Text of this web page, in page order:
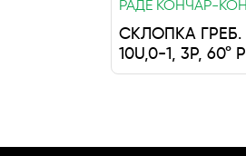
РАДЕ КОНЧАР-
СКЛОПКА ГРЕБ.
10U,0-1, 3P, 60°